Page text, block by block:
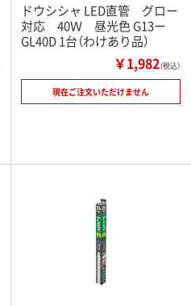
ドウシシャ LED直管 グロー
対応 40Ｗ 昼光色 G13ー
GL40D 1台（わけあり品）
￥1,982（税込）
現在ご注文いただけません